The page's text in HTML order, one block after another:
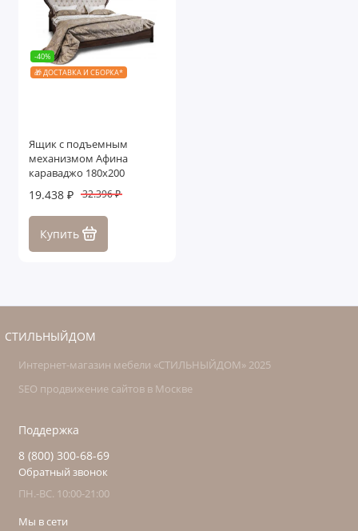
-40%
🎁 ДОСТАВКА И СБОРКА*
Ящик с подъемным
механизмом Афина
караваджо 180х200
19.438 ₽ 32.396 ₽
Купить
СТИЛЬНЫЙДОМ
Интернет-магазин мебели «СТИЛЬНЫЙДОМ» 2025
SEO продвижение сайтов в Москве
Поддержка
8 (800) 300-68-69
Обратный звонок
ПН.-ВС. 10:00-21:00
Мы в сети